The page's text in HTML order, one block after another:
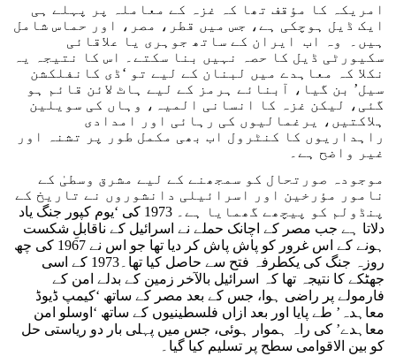
امریکہ کا مؤقف تھا کہ غزہ کے معاملہ پر پہلے ہی
ایک ڈیل ہوچکی ہے، جس میں قطر، مصر، اور حماس شامل
ہیں۔ وہ اب ایران کے ساتھ جوہری یا علاقائی
سکیورٹی ڈیل کا حصہ نہیں بنا سکتے۔ اس کا نتیجہ یہ
نکلا کہ معاہدے میں لبنان کے لیے تو ‘ڈی کانفلکشن
سیل’ بن گیا، آبنائے ہرمز کے لیے ہاٹ لائن قائم ہو
گئی، لیکن غزہ کا انسانی المیہ، وہاں کی سویلین
ہلاکتیں، یرغمالیوں کی رہائی اور امدادی
راہداریوں کا کنٹرول اب بھی مکمل طور پر تشنہ اور
غیر واضح ہے۔
موجودہ صورتحال کو سمجھنے کے لیے مشرق وسطیٰ کے
نامور مؤرخین اور اسرائیلی دانشوروں نے تاریخ کے
پنڈولم کو پیچھے گھمایا ہے۔ 1973 کی ‘یوم کپور جنگ یاد
دلاتا ہے جب مصر کے اچانک حملے نے اسرائیل کے ناقابلِ شکست
ہونے کے اس غرور کو پاش پاش کر دیا تھا جو اس نے 1967 کی چھ
روزہ جنگ کی یکطرفہ فتح سے حاصل کیا تھا۔1973 کے اسی
جھٹکے کا نتیجہ تھا کہ اسرائیل بالآخر زمین کے بدلے امن کے
فارمولے پر راضی ہوا، جس کے بعد مصر کے ساتھ ‘کیمپ ڈیوڈ
معاہدہ’ طے پایا اور بعد ازاں فلسطینیوں کے ساتھ ‘اوسلو امن
معاہدے’ کی راہ ہموار ہوئی، جس میں پہلی بار دو ریاستی حل
کو بین الاقوامی سطح پر تسلیم کیا گیا۔